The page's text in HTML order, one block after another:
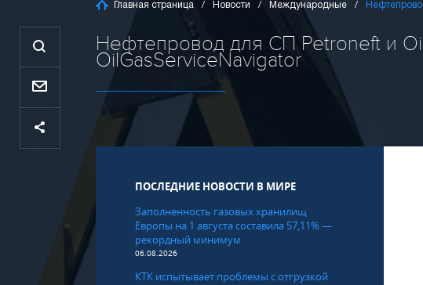
Главная страница Новости Международные
Нефтепровод для СП Petroneft и
OilGasServiceNavigator
ПОСЛЕДНИЕ НОВОСТИ В МИРЕ
Заполненность газовых хранилищ
Европы на 1 августа составила 57,11% —
рекордный минимум
06.08.2026
КТК испытывает проблемы с отгрузкой